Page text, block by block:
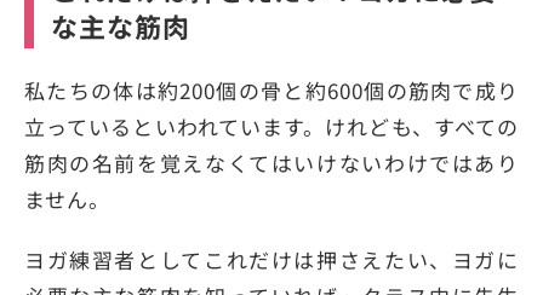
な主な筋肉
私たちの体は約200個の骨と約600個の筋肉で成り
立っているといわれています。けれども、すべての
筋肉の名前を覚えなくてはいけないわけではあり
ません。
ヨガ練習者としてこれだけは押さえたい、ヨガに